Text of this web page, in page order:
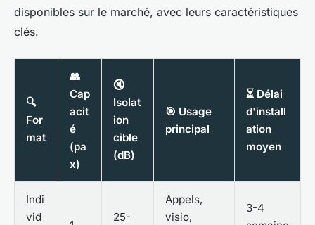
disponibles sur le marché, avec leurs caractéristiques
clés.
🔍
For
mat
👥
Cap
acit
é
(pa
x)
🔇
Isolat
ion
cible
(dB)
🎯 Usage
principal
⏳ Délai
d'install
ation
moyen
Indi
vid
25-
Appels,
visio,
3-4